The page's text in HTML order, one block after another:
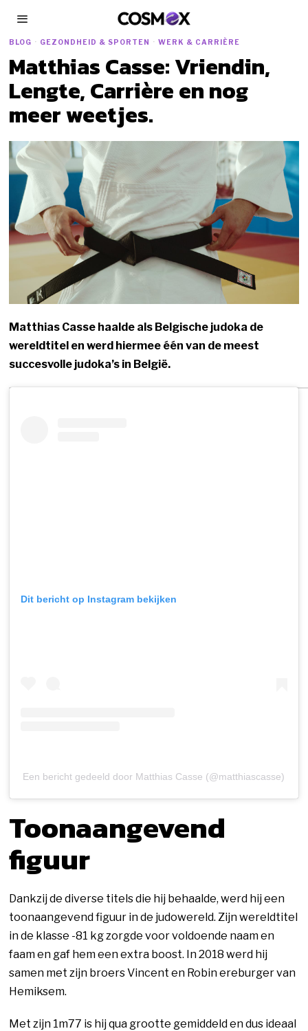
BLOG · GEZONDHEID & SPORTEN · WERK & CARRIÈRE
Matthias Casse: Vriendin,
Lengte, Carrière en nog
meer weetjes.
Matthias Casse haalde als Belgische judoka de
wereldtitel en werd hiermee één van de meest
succesvolle judoka’s in België.
Dit bericht op Instagram bekijken
Een bericht gedeeld door Matthias Casse (@matthiascasse)
Toonaangevend
figuur
Dankzij de diverse titels die hij behaalde, werd hij een
toonaangevend figuur in de judowereld. Zijn wereldtitel
in de klasse -81 kg zorgde voor voldoende naam en
faam en gaf hem een extra boost. In 2018 werd hij
samen met zijn broers Vincent en Robin ereburger van
Hemiksem.
Met zijn 1m77 is hij qua grootte gemiddeld en dus ideaal